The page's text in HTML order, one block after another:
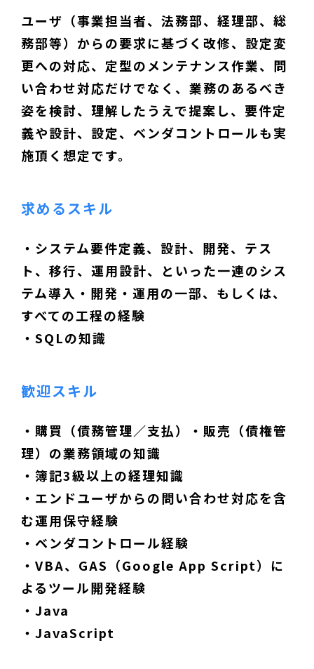
ユーザ（事業担当者、法務部、経理部、総
務部等）からの要求に基づく改修、設定変
更への対応、定型のメンテナンス作業、問
い合わせ対応だけでなく、業務のあるべき
姿を検討、理解したうえで提案し、要件定
義や設計、設定、ベンダコントロールも実
施頂く想定です。
求めるスキル
・システム要件定義、設計、開発、テス
ト、移行、運用設計、といった一連のシス
テム導入・開発・運用の一部、もしくは、
すべての工程の経験
・SQLの知識
歓迎スキル
・購買（債務管理／支払）・販売（債権管
理）の業務領域の知識
・簿記3級以上の経理知識
・エンドユーザからの問い合わせ対応を含
む運用保守経験
・ベンダコントロール経験
・VBA、GAS（Google App Script）に
よるツール開発経験
・Java
・JavaScript